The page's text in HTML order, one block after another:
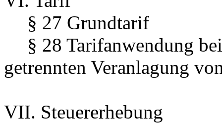
§ 27 Grundtarif
§ 28 Tarifanwendung
getrennten Veranlagung
VII. Steuererhebung